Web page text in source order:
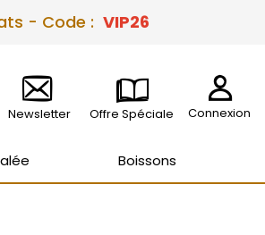
- Code : VIP26
Newsletter Offre Spéciale Connexion
Boissons